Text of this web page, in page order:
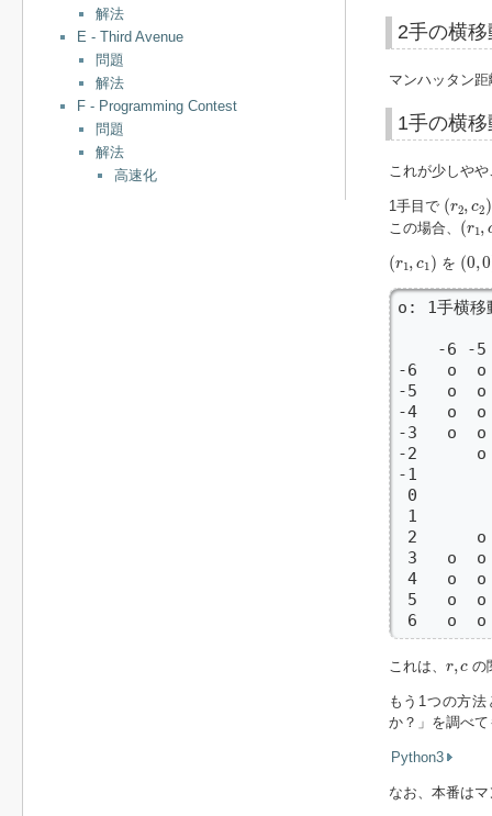
解法
E - Third Avenue
問題
解法
F - Programming Contest
問題
解法
高速化
2手の横移
マンハッタン
1手の横
これが少しや
1手目で (r2, c2)
(r )
この場合、 (r1,
(r 1,c
(r1, c1)
(r ) を (0,0
(0, 0)
o: 1手横移
-6 -5
-6   o
-5   o
-4   o
-3   o
-2      o
-1
0
1
2      o
3   o
4   o
5   o
6   o
これは、 r,c
r, c の
もう1つの方
か？」を調べて
Python3
なお、本番は